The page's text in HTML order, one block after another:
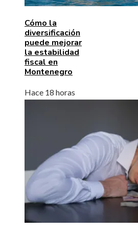
Cómo la
diversificación
puede mejorar
la estabilidad
fiscal en
Montenegro
Hace 18 horas